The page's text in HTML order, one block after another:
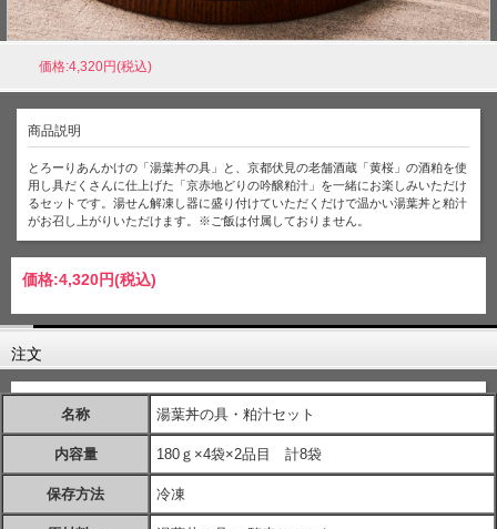
価格:4,320円(税込)
商品説明
とろーりあんかけの「湯葉丼の具」と、京都伏見の老舗酒蔵「黄桜」の酒粕を使
用し具だくさんに仕上げた「京赤地どりの吟醸粕汁」を一緒にお楽しみいただけ
るセットです。湯せん解凍し器に盛り付けていただくだけで温かい湯葉丼と粕汁
がお召し上がりいただけます。※ご飯は付属しておりません。
価格:4,320円(税込)
注文
名称 湯葉丼の具・粕汁セット
内容量 180ｇ×4袋×2品目 計8袋
保存方法 冷凍